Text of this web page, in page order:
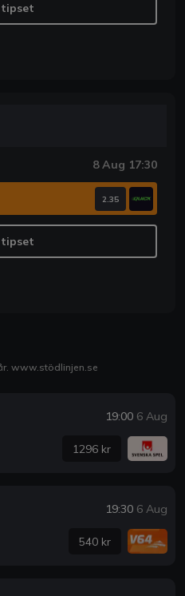
tipset
8 Aug 17:30
2.35
tipset
www.stödlinjen.se
19:00 6 Aug
1296 kr
19:30 6 Aug
540 kr